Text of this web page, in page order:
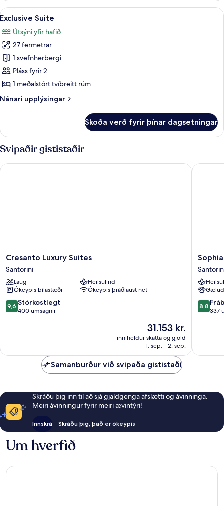
Skoða
allar
myndir
fyrir
Exclusive
Suite
Exclusive Suite | Öryggishólf í
3
Exclusive Suite
Útsýni yfir hafið
27 fermetrar
1 svefnherbergi
Pláss fyrir 2
1 meðalstórt tvíbreitt rúm
Nánari upplýsingar
Nánari
Suite
Skoða verð fyrir þínar dagsetningar
Svipaðir gististaðir
Cresanto
Luxury
Suites
Santorini
Cresanto Luxury Suites
Santorini
Laug
Heilsulind
Ókeypis bílastæði
Ókeypis þráðlaust net
9.6
af
9,6 Stórkostlegt
400 umsagnir
Verðið
er
31.153 kr.
31.153 kr.
inniheldur skatta og gjöld
1. sep. - 2. sep.
Cresanto Luxury Suites
Sophia
Luxury
Suites
8.8
af
8,8
337
Sophia
Samanburður við svipaða gististaði
Skráðu þig inn til að sjá gjaldgenga afslætti og ávinninga.
Meiri ávinningur fyrir meiri ævintýri!
Innskrá Skráðu þig, það er ókeypis
Um hverfið